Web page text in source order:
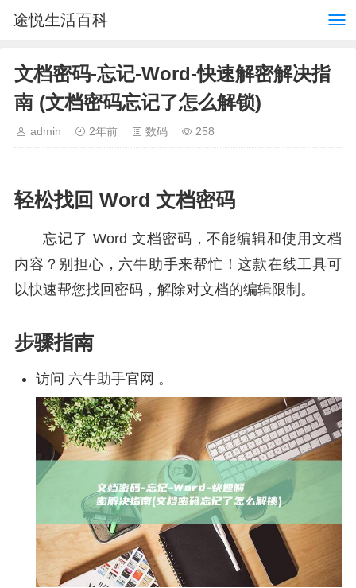
途悦生活百科
文档密码-忘记-Word-快速解密解决指
南 (文档密码忘记了怎么解锁)
admin 2年前 数码 258
轻松找回 Word 文档密码
忘记了 Word 文档密码，不能编辑和使用文档
内容？别担心，六牛助手来帮忙！这款在线工具可
以快速帮您找回密码，解除对文档的编辑限制。
步骤指南
访问 六牛助手官网 。